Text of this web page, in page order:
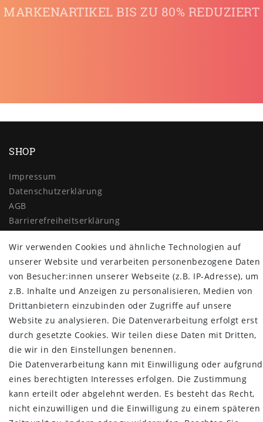
MARKENARTIKEL BIS ZU 80% REDUZIERT
SHOP
Impressum
Daten­schutz­erklärung
AGB
Barrierefreiheitserklärung
Vertrag widerrufen
MYPOPUPCLUB
Über uns
Retoure
Versand- und Zahlungsbedingungen
NEWSLETTER
E-MAIL **
Newsletter
Honig
Hiermit bestätige ich, dass ich die Daten­schutz­erklärunggelesen habe.
Meine Einwilligung kann ich jederzeit widerrufen.**
Wir verwenden Cookies und ähnliche Technologien auf
unserer Website und verarbeiten personenbezogene Daten
von Besucher:innen unserer Webseite (z.B. IP-Adresse), um
z.B. Inhalte und Anzeigen zu personalisieren, Medien von
Drittanbietern einzubinden oder Zugriffe auf unsere
Website zu analysieren. Die Datenverarbeitung erfolgt erst
durch gesetzte Cookies. Wir teilen diese Daten mit Dritten,
die wir in den Einstellungen benennen.
Die Datenverarbeitung kann mit Einwilligung oder aufgrund
eines berechtigten Interesses erfolgen. Die Zustimmung
kann erteilt oder abgelehnt werden. Es besteht das Recht,
nicht einzuwilligen und die Einwilligung zu einem späteren